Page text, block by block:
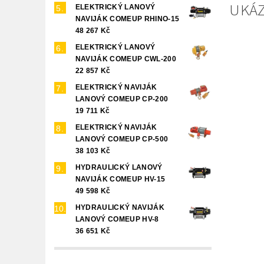
ELEKTRICKÝ LANOVÝ
NAVIJÁK COMEUP RHINO-15
48 267 Kč
ELEKTRICKÝ LANOVÝ
NAVIJÁK COMEUP CWL-200
22 857 Kč
ELEKTRICKÝ NAVIJÁK
LANOVÝ COMEUP CP-200
19 711 Kč
ELEKTRICKÝ NAVIJÁK
LANOVÝ COMEUP CP-500
38 103 Kč
HYDRAULICKÝ LANOVÝ
NAVIJÁK COMEUP HV-15
49 598 Kč
HYDRAULICKÝ NAVIJÁK
LANOVÝ COMEUP HV-8
36 651 Kč